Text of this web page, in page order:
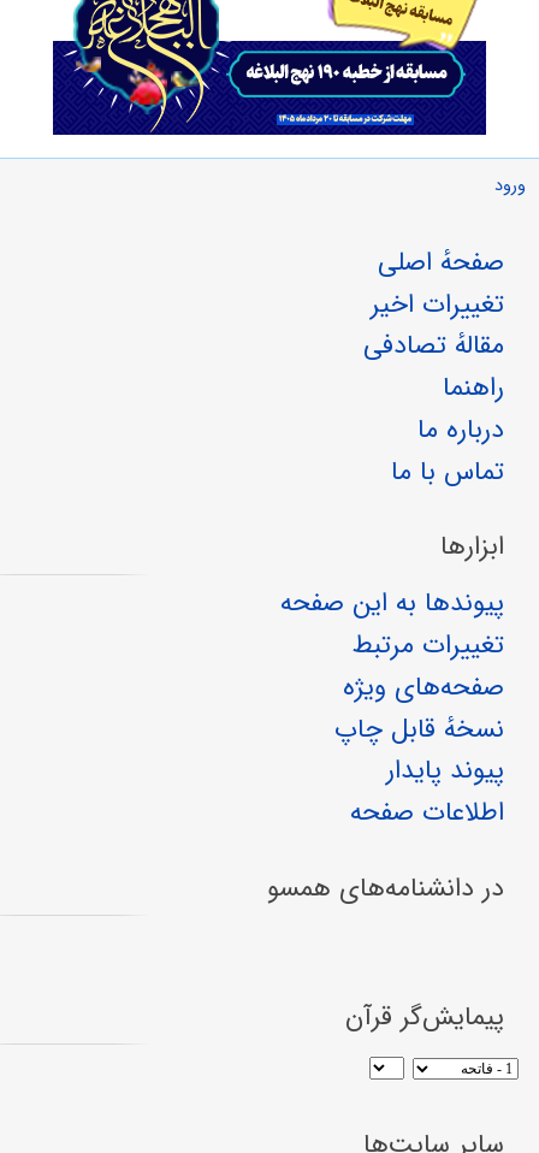
ورود
صفحهٔ اصلی
تغییرات اخیر
مقالهٔ تصادفی
راهنما
درباره ما
تماس با ما
ابزارها
پیوندها به این صفحه
تغییرات مرتبط
صفحه‌های ویژه
نسخهٔ قابل چاپ
پیوند پایدار
اطلاعات صفحه
در دانشنامه‌های همسو
پیمایش‌گر قرآن
سایر سایت‌ها